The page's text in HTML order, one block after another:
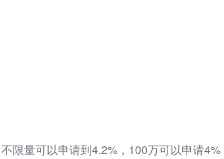
限量可以申请到4.2%，100万可以申请